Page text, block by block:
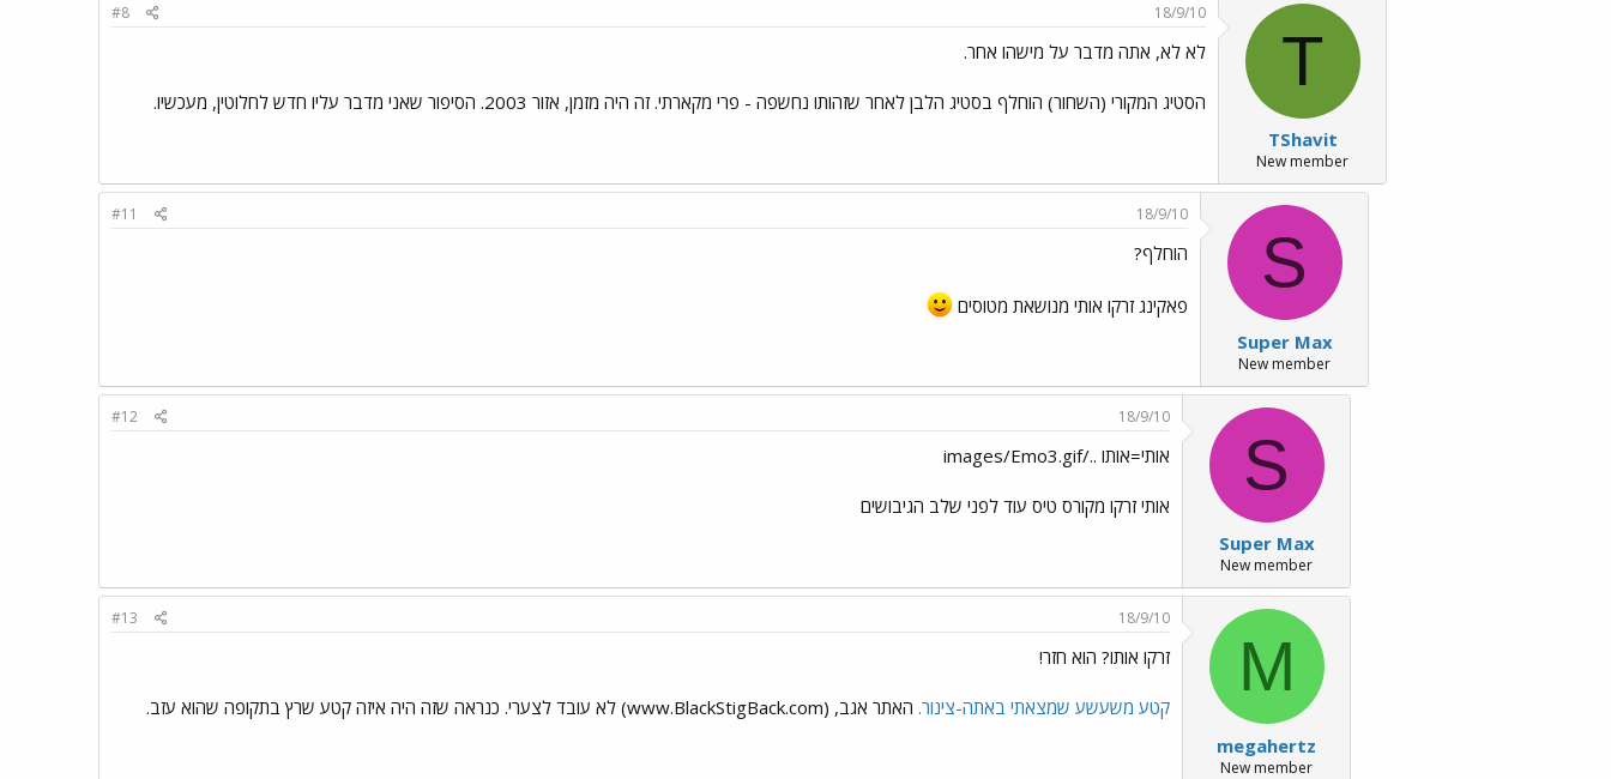
T
TShavit
New member
18/9/10
#8
לא לא, אתה מדבר על מישהו אחר.
הסטיג המקורי (השחור) הוחלף בסטיג הלבן לאחר שזהותו נחשפה - פרי מקארתי. זה היה מזמן, אזור 2003. הסיפור שאני מדבר עליו חדש לחלוטין, מעכשיו.
S
Super Max
New member
18/9/10
#11
הוחלף?
פאקינג זרקו אותי מנושאת מטוסים
S
Super Max
New member
18/9/10
#12
אותי=אותו ../images/Emo3.gif
אותי זרקו מקורס טיס עוד לפני שלב הגיבושים
M
megahertz
New member
18/9/10
#13
זרקו אותו? הוא חזר!
קטע משעשע שמצאתי באתה-צינור. האתר אגב, (www.BlackStigBack.com) לא עובד לצערי. כנראה שזה היה איזה קטע שרץ בתקופה שהוא עזב.